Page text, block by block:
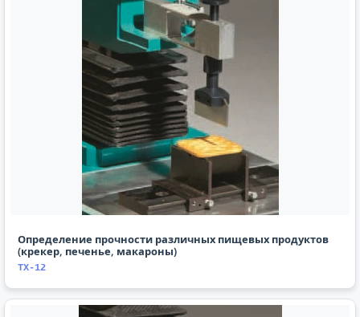
Определение прочности различных пищевых продуктов
(крекер, печенье, макароны)
TX-12